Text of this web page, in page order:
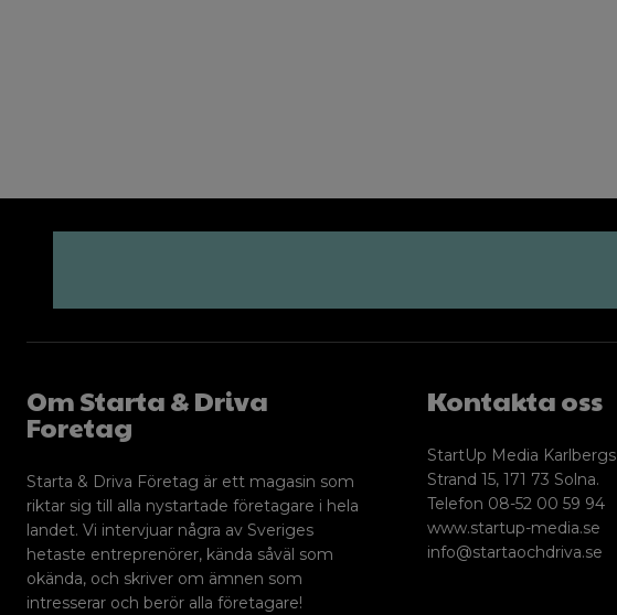
Om Starta & Driva
Foretag
Starta & Driva Företag är ett magasin som
riktar sig till alla nystartade företagare i hela
landet. Vi intervjuar några av Sveriges
hetaste entreprenörer, kända såväl som
okända, och skriver om ämnen som
intresserar och berör alla företagare!
Kontakta oss
StartUp Media Karlbergs
Strand 15, 171 73 Solna.
Telefon 08-52 00 59 94
www.startup-media.se
info@startaochdriva.se